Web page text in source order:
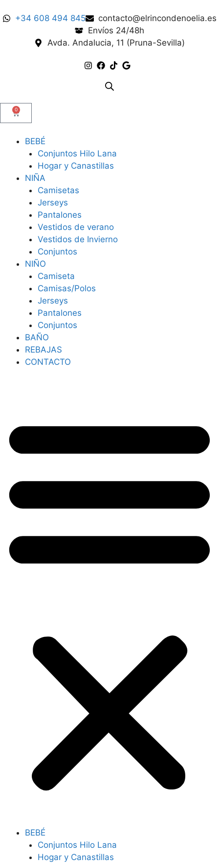
+34 608 494 845
contacto@elrincondenoelia.es
Envíos 24/48h
Avda. Andalucia, 11 (Pruna-Sevilla)
0
BEBÉ
Conjuntos Hilo Lana
Hogar y Canastillas
NIÑA
Camisetas
Jerseys
Pantalones
Vestidos de verano
Vestidos de Invierno
Conjuntos
NIÑO
Camiseta
Camisas/Polos
Jerseys
Pantalones
Conjuntos
BAÑO
REBAJAS
CONTACTO
BEBÉ
Conjuntos Hilo Lana
Hogar y Canastillas